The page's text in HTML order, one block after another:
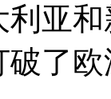
利亚
破了